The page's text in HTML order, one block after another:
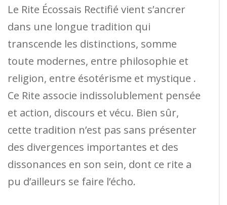
Le Rite Écossais Rectifié vient s’ancrer
dans une longue tradition qui
transcende les distinctions, somme
toute modernes, entre philosophie et
religion, entre ésotérisme et mystique .
Ce Rite associe indissolublement pensée
et action, discours et vécu. Bien sûr,
cette tradition n’est pas sans présenter
des divergences importantes et des
dissonances en son sein, dont ce rite a
pu d’ailleurs se faire l’écho.